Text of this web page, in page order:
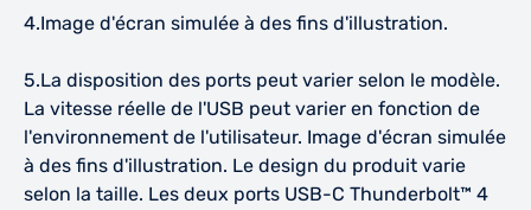
4.Image d'écran simulée à des fins d'illustration.
5.La disposition des ports peut varier selon le modèle.
La vitesse réelle de l'USB peut varier en fonction de
l'environnement de l'utilisateur. Image d'écran simulée
à des fins d'illustration. Le design du produit varie
selon la taille. Les deux ports USB-C Thunderbolt™ 4